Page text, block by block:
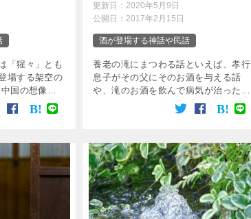
「猩々」とも
場する架空の
国の想像上
に似ているも
われており、
更新日：2020年5月9日
公開日：2017年2月15日
酒が登場する神話や民話
養老の滝にまつわる話といえば、孝行
息子がその父にそのお酒を与える話
や、滝のお酒を飲んで病気が治ったり
若返ったりという話がよく知られてい
ます。 いろいろな文献にもある話で
に編纂された「古今 […]